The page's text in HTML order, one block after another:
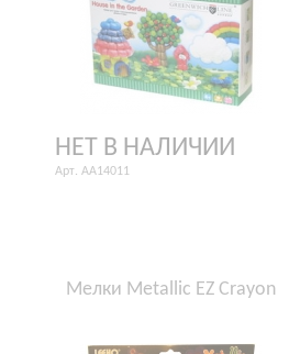
НЕТ В НАЛИЧИИ
Арт. AA14011
Мелки Metallic EZ Crayon